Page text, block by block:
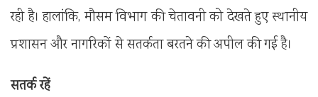
रही है। हालांकि, मौसम विभाग की चेतावनी को देखते हुए स्थानीय
प्रशासन और नागरिकों से सतर्कता बरतने की अपील की गई है।
सतर्क रहें